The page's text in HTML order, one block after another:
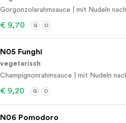
Gorgonzolarahmsauce | mit Nudeln nach
€ 9,70 G O
N05 Funghi
vegetarisch
Champignonrahmsauce | mit Nudeln
€ 9,20 G O
N06 Pomodoro